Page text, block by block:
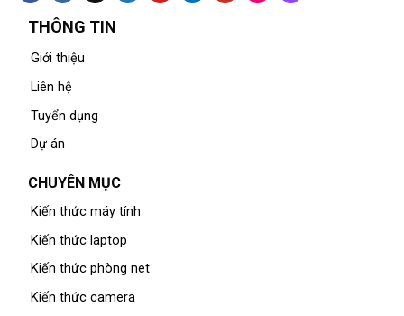
THÔNG TIN
Giới thiệu
Liên hệ
Tuyển dụng
Dự án
CHUYÊN MỤC
Kiến thức máy tính
Kiến thức laptop
Kiến thức phòng net
Kiến thức camera